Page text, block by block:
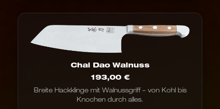
Chai Dao Walnuss
193,00 €
Breite Hackklinge mit Walnussgriff – von Kohl bis
Knochen durch alles.